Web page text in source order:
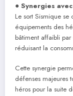
● Synergies
Le sort Sismique
équipements des
bâtiment affaibli
réduisant la
Cette synergie
défenses majeures
héros pour la suite